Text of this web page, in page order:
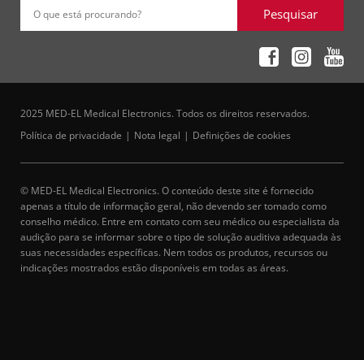
O que está procurando? Pesquisar
2025 MED-EL Medical Electronics. Todos os direitos reservados.
Política de privacidade
Nota legal Definições de cookies
© MED-EL Medical Electronics. O conteúdo deste site é fornecido
apenas a título de informação geral, não devendo ser tomado como
conselho médico. Entre em contato com seu médico ou especialista da
audição para se informar sobre o tipo de solução auditiva adequada às
suas necessidades específicas. Nem todos os produtos, recursos ou
indicações mostrados estão disponíveis em todas as áreas.